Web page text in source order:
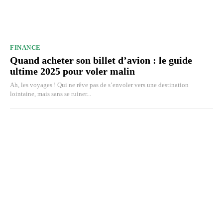
FINANCE
Quand acheter son billet d’avion : le guide
ultime 2025 pour voler malin
Ah, les voyages ! Qui ne rêve pas de s’envoler vers une destination
lointaine, mais sans se ruiner...